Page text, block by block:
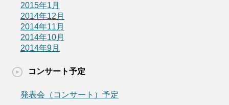
2015年1月
2014年12月
2014年11月
2014年10月
2014年9月
コンサート予定
発表会（コンサート）予定